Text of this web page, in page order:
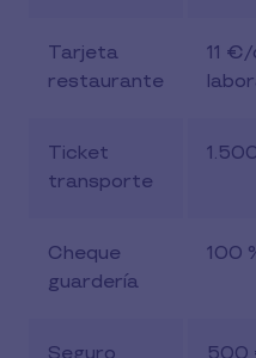
Tarjeta
restaurante
11
Ticket
transporte
Cheque
guardería
100